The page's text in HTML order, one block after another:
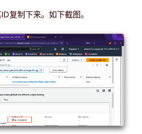
复制下来。如下截图。